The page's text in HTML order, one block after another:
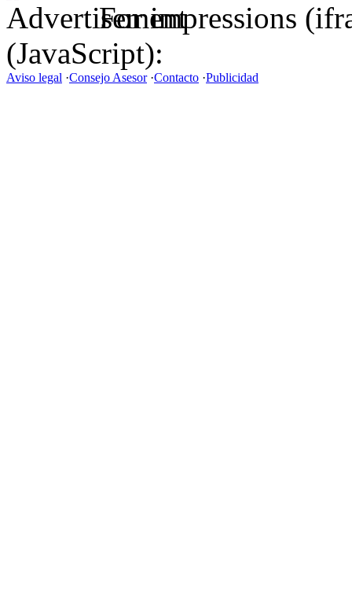
For impressions
(JavaScript):
Aviso legal ·Consejo Asesor·Contacto ·Publicidad